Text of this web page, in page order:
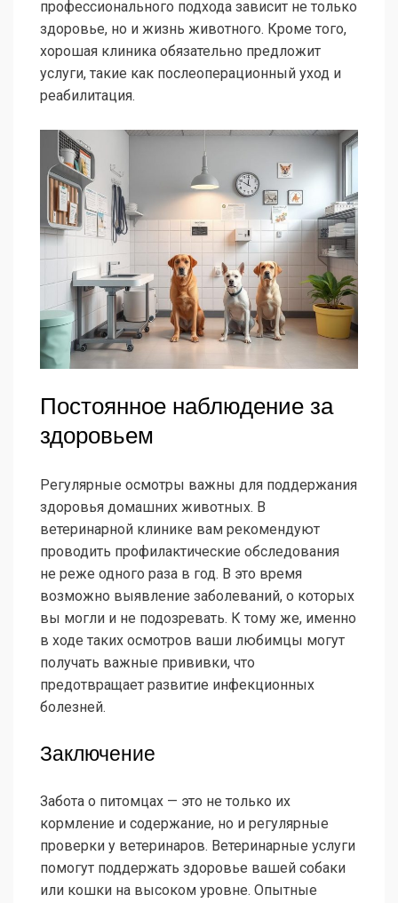
профессионального подхода зависит не только
здоровье, но и жизнь животного. Кроме того,
хорошая клиника обязательно предложит
услуги, такие как послеоперационный уход и
реабилитация.
Постоянное наблюдение за
здоровьем
Регулярные осмотры важны для поддержания
здоровья домашних животных. В
ветеринарной клинике вам рекомендуют
проводить профилактические обследования
не реже одного раза в год. В это время
возможно выявление заболеваний, о которых
вы могли и не подозревать. К тому же, именно
в ходе таких осмотров ваши любимцы могут
получать важные прививки, что
предотвращает развитие инфекционных
болезней.
Заключение
Забота о питомцах — это не только их
кормление и содержание, но и регулярные
проверки у ветеринаров. Ветеринарные услуги
помогут поддержать здоровье вашей собаки
или кошки на высоком уровне. Опытные